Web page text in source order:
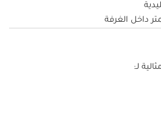
داخل الغرفة
لـ: